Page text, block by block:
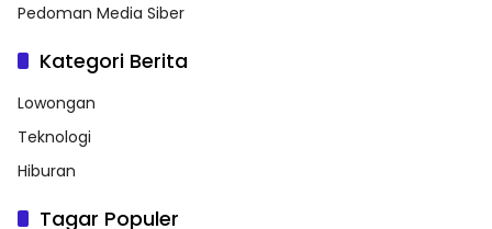
Pedoman Media Siber
Kategori Berita
Lowongan
Teknologi
Hiburan
Tagar Populer